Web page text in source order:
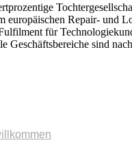
Repair- und
für
sind